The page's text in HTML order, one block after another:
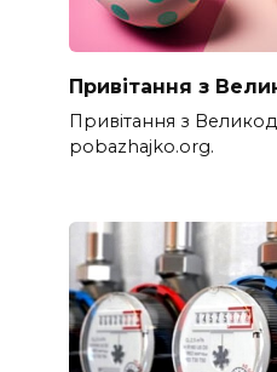
Привітання з
Привітання з
pobazhajko.org.